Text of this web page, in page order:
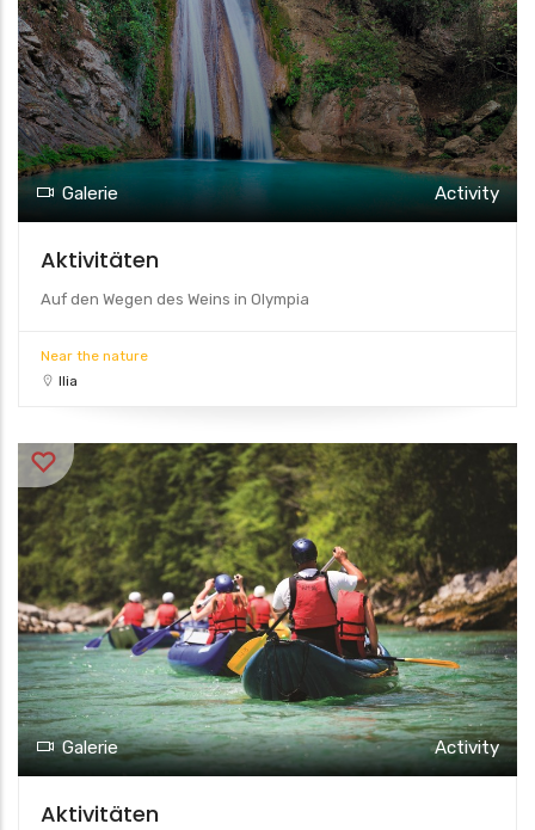
Galerie Activity
Aktivitäten
Auf den Wegen des Weins in Olympia
Near the nature
Ilia
Galerie Activity
Aktivitäten